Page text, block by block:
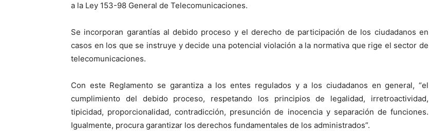
a la Ley 153-98 General de Telecomunicaciones.
Se incorporan garantías al debido proceso y el derecho de participación de los ciudadanos en
casos en los que se instruye y decide una potencial violación a la normativa que rige el sector de
telecomunicaciones.
Con este Reglamento se garantiza a los entes regulados y a los ciudadanos en general, “el
cumplimiento del debido proceso, respetando los principios de legalidad, irretroactividad,
tipicidad, proporcionalidad, contradicción, presunción de inocencia y separación de funciones.
Igualmente, procura garantizar los derechos fundamentales de los administrados”.